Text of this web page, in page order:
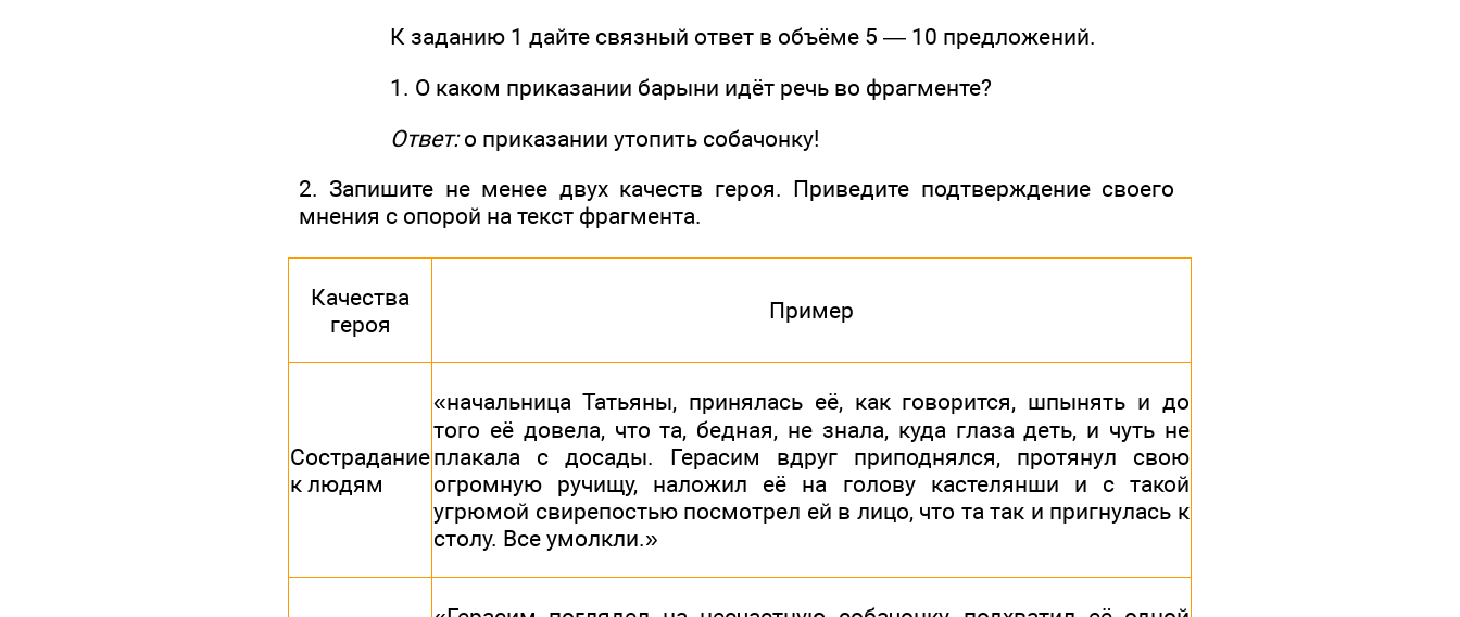
К заданию 1 дайте связный ответ в объёме 5 — 10 предложений.
1. О каком приказании барыни идёт речь во фрагменте?
Ответ:о приказании утопить собачонку!
2. Запишите не менее двух качеств героя. Приведите подтверждение своего
мнения с опорой на текст фрагмента.
Качества
героя
Пример
Сострадание
к людям
«начальница Татьяны, принялась её, как говорится, шпынять и до
того её довела, что та, бедная, не знала, куда глаза деть, и чуть не
плакала с досады. Герасим вдруг приподнялся, протянул свою
огромную ручищу, наложил её на голову кастелянши и с такой
угрюмой свирепостью посмотрел ей в лицо, что та так и пригнулась к
столу. Все умолкли.»